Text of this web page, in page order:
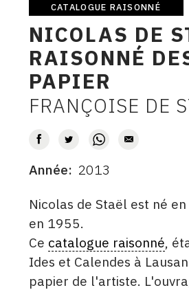
Catalogue
raisonné
CATALOGUE RAISONNÉ
NICOLAS DE
RAISONNÉ
PAPIER
AUTEUR
FRANÇOISE DE
DATE
Année 2013
DESCRITPTION
Nicolas de Staël est né
en 1955.
Ce catalogue raisonné,
Ides et Calendes à
papier de l'artiste.